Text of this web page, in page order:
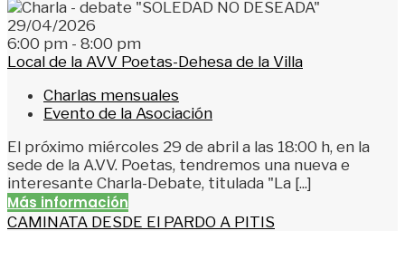
29/04/2026
6:00 pm - 8:00 pm
Local de la AVV Poetas-Dehesa de la Villa
Charlas mensuales
Evento de la Asociación
El próximo miércoles 29 de abril a las 18:00 h, en la
sede de la A.VV. Poetas, tendremos una nueva e
interesante Charla-Debate, titulada "La [...]
Más información
CAMINATA DESDE El PARDO A PITIS